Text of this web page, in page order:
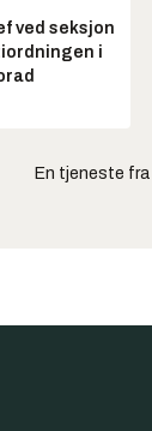
ved seksjon
i
En tjeneste fra